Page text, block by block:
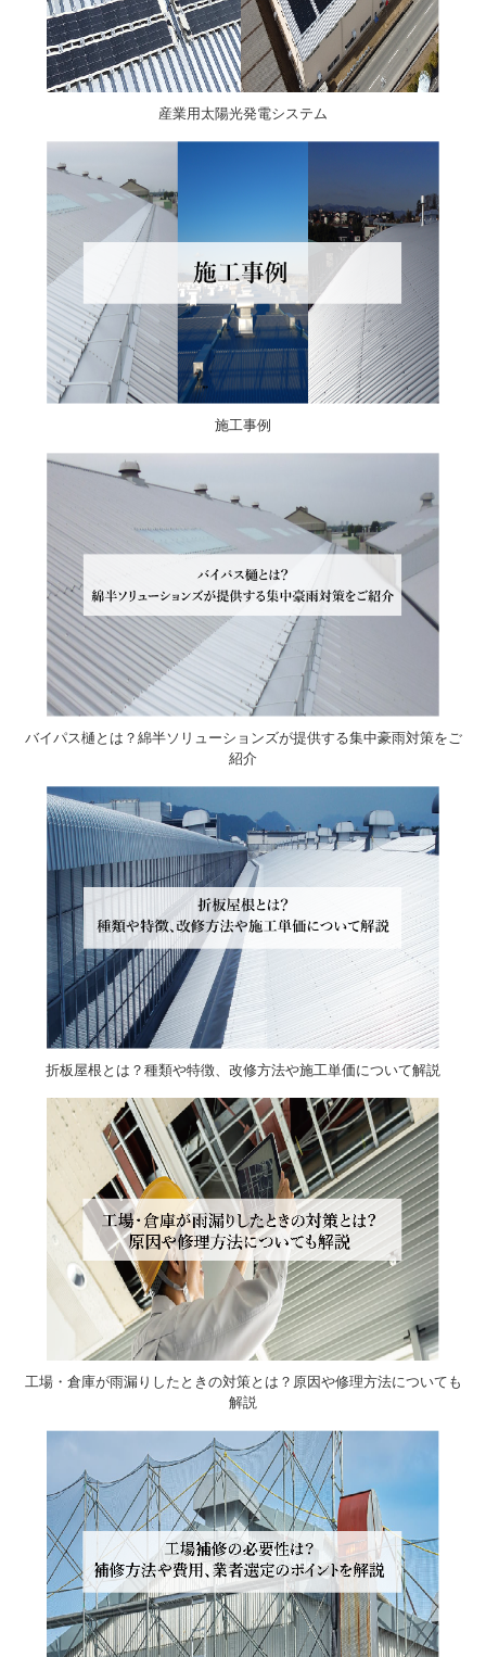
産業用太陽光発電システム
施工事例
バイパス樋とは？綿半ソリューションズが提供する集中豪雨対策をご
紹介
折板屋根とは？種類や特徴、改修方法や施工単価について解説
工場・倉庫が雨漏りしたときの対策とは？原因や修理方法についても
解説